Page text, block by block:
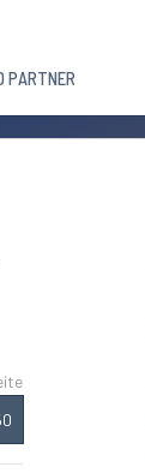
PARTNER